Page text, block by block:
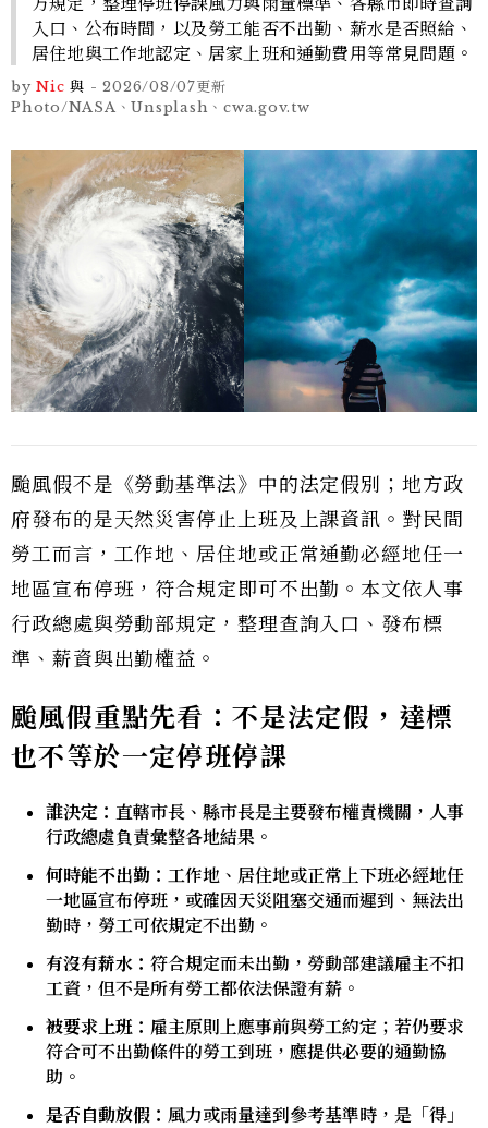
入口、公布時間，以及勞工能否不出勤、薪水是否照給、
居住地與工作地認定、居家上班和通勤費用等常見問題。
by Nic 與 -2026/08/07更新
Photo/NASA、Unsplash、cwa.gov.tw
颱風假不是《勞動基準法》中的法定假別；地方政
府發布的是天然災害停止上班及上課資訊。對民間
勞工而言，工作地、居住地或正常通勤必經地任一
地區宣布停班，符合規定即可不出勤。本文依人事
行政總處與勞動部規定，整理查詢入口、發布標
準、薪資與出勤權益。
颱風假重點先看：不是法定假，達標
也不等於一定停班停課
誰決定： 直轄市長、縣市長是主要發布權責機關，人事
行政總處負責彙整各地結果。
何時能不出勤： 工作地、居住地或正常上下班必經地任
一地區宣布停班，或確因天災阻塞交通而遲到、無法出
勤時，勞工可依規定不出勤。
有沒有薪水： 符合規定而未出勤，勞動部建議雇主不扣
工資，但不是所有勞工都依法保證有薪。
被要求上班： 雇主原則上應事前與勞工約定；若仍要求
符合可不出勤條件的勞工到班，應提供必要的通勤協
助。
是否自動放假： 風力或雨量達到參考基準時，是「得」